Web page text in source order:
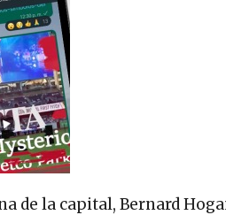
de la capital, Bernard